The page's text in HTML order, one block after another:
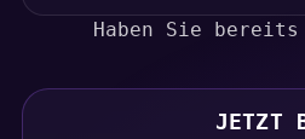
Haben Sie
JETZT